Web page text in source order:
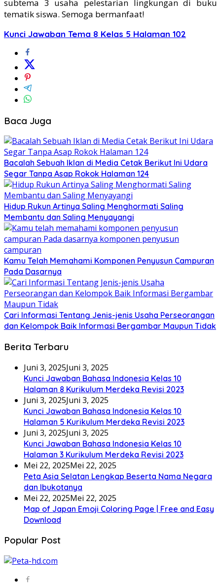
subtema 3 usaha pelestarian lingkungan di buku
tematik siswa. Semoga bermanfaat!
Kunci Jawaban Tema 8 Kelas 5 Halaman 102
Baca Juga
Bacalah Sebuah Iklan di Media Cetak Berikut Ini Udara
Segar Tanpa Asap Rokok Halaman 124
Hidup Rukun Artinya Saling Menghormati Saling
Membantu dan Saling Menyayangi
Kamu Telah Memahami Komponen Penyusun Campuran
Pada Dasarnya
Cari Informasi Tentang Jenis-jenis Usaha Perseorangan
dan Kelompok Baik Informasi Bergambar Maupun Tidak
Berita Terbaru
Juni 3, 2025Juni 3, 2025
Kunci Jawaban Bahasa Indonesia Kelas 10
Halaman 8 Kurikulum Merdeka Revisi 2023
Juni 3, 2025Juni 3, 2025
Kunci Jawaban Bahasa Indonesia Kelas 10
Halaman 5 Kurikulum Merdeka Revisi 2023
Juni 3, 2025Juni 3, 2025
Kunci Jawaban Bahasa Indonesia Kelas 10
Halaman 3 Kurikulum Merdeka Revisi 2023
Mei 22, 2025Mei 22, 2025
Peta Asia Selatan Lengkap Beserta Nama Negara
dan Ibukotanya
Mei 22, 2025Mei 22, 2025
Map of Japan Emoji Coloring Page | Free and Easy
Download
Popular Post